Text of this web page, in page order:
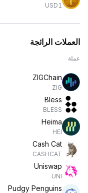
USD1
العملات الرائجة
عملة
ZIGChain
ZIG
Bless
BLESS
Heima
HEI
Cash Cat
CASHCAT
Uniswap
UNI
Pudgy Penguins